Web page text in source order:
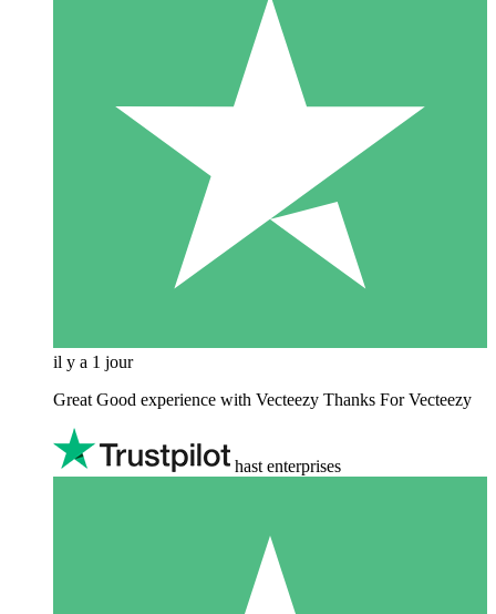
il y a 1 jour
Great Good experience with Vecteezy Thanks For Vecteezy
hast enterprises